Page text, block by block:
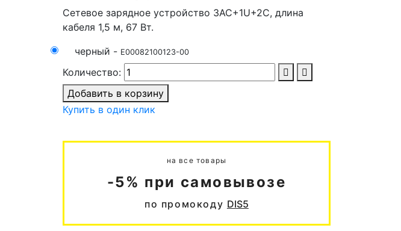
Сетевое зарядное устройство 3AC+1U+2C, длина
кабеля 1,5 м, 67 Вт.
черный - E00082100123-00
Количество:
Добавить в корзину
Купить в один клик
на все товары
-5% при самовывозе
по промокоду DIS5